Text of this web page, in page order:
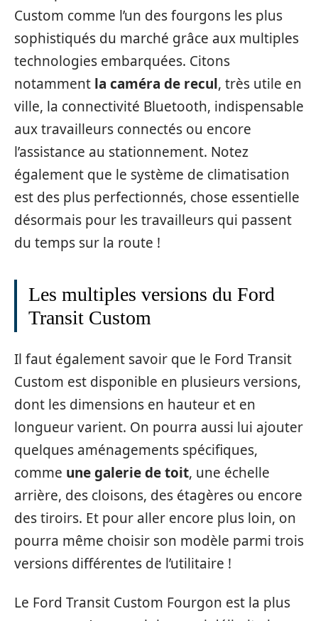
Custom comme l’un des fourgons les plus
sophistiqués du marché grâce aux multiples
technologies embarquées. Citons
notamment la caméra de recul, très utile en
ville, la connectivité Bluetooth, indispensable
aux travailleurs connectés ou encore
l’assistance au stationnement. Notez
également que le système de climatisation
est des plus perfectionnés, chose essentielle
désormais pour les travailleurs qui passent
du temps sur la route !
Les multiples versions du Ford
Transit Custom
Il faut également savoir que le Ford Transit
Custom est disponible en plusieurs versions,
dont les dimensions en hauteur et en
longueur varient. On pourra aussi lui ajouter
quelques aménagements spécifiques,
comme une galerie de toit, une échelle
arrière, des cloisons, des étagères ou encore
des tiroirs. Et pour aller encore plus loin, on
pourra même choisir son modèle parmi trois
versions différentes de l’utilitaire !
Le Ford Transit Custom Fourgon est la plus